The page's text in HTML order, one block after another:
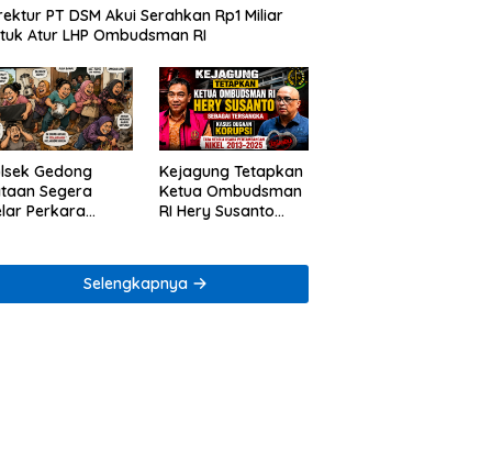
PT DSM Akui Serahkan Rp1 Miliar
Atur LHP Ombudsman RI
Gedong
Segera
Perkara
Lumbirejo
Kejagung Tetapkan
Ketua Ombudsman
RI Hery Susanto
Tata Kelola
Tambang Nikel
Selengkapnya